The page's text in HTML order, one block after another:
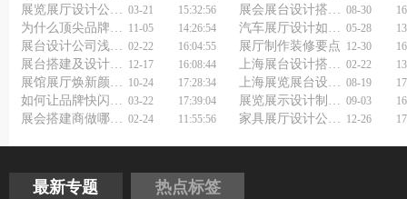
展览展厅设计公司如何助您惊艳全场？快来一探究竟！ 03-21 15:32:56 展会展台设计搭建服务如何做好？ 08-30
为什么顶尖品牌都重视企业展馆展厅设计？它如何引爆公司品牌影响力？ 11-05 14:26:54 汽车展厅设计如何突出品牌？ 05-28
展台设计公司浅析展台设计搭建 02-22 16:04:55 展厅制作装修要点 12-30
展台搭建及设计：你的展位会"说话"吗？ 12-17 16:08:44 上海展台设计搭建公司为何成为展览界的佼佼者？ 02-22
展馆展厅焕新颜，企业展馆展厅设计装修公司来打造 10-24 17:28:34 上海展览展台设计搭建公司助您成为展会大赢家 08-19
如何让品牌快闪店设计搭建方案更贴近大众？ 03-22 17:39:04 展览展示设计制作公司如何做得更好？ 09-03
展会搭建商做哪些工作？ 02-24 11:55:56 家具展厅设计公司：打破常规，重塑空间 12-26
最新专题 热点标签